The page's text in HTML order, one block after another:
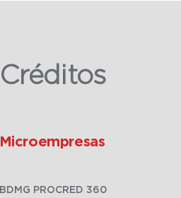
Créditos
Microempresas
BDMG PROCRED 360